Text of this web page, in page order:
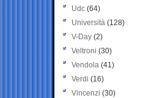
Udc (64)
Università (128)
V-Day (2)
Veltroni (30)
Vendola (41)
Verdi (16)
Vincenzi (30)